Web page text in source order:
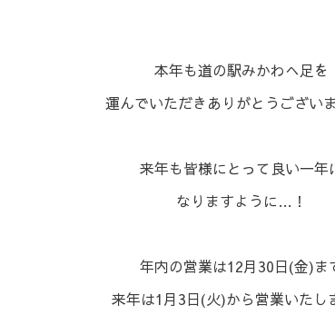
本年も道の駅みかわへ足を
運んでいただきありがとうござい
来年も皆様にとって良い一年
なりますように…！
年内の営業は12月30日(金)ま
来年は1月3日(火)から営業いたし